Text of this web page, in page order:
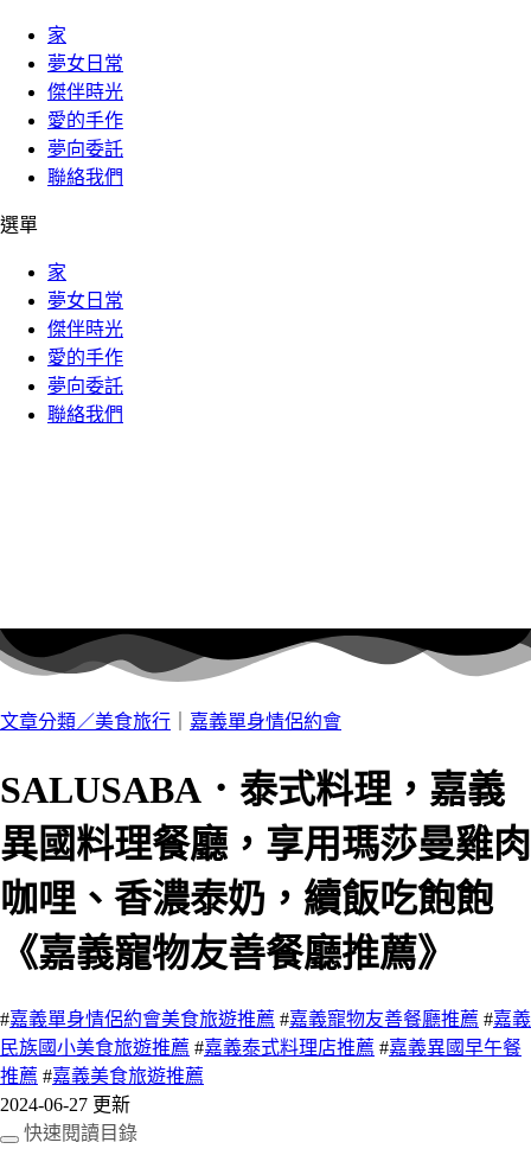
家
夢女日常
傑伴時光
愛的手作
夢向委託
聯絡我們
選單
家
夢女日常
傑伴時光
愛的手作
夢向委託
聯絡我們
文章分類／美食旅行 嘉義單身情侶約會
SALUSABA．泰式料理，嘉義
異國料理餐廳，享用瑪莎曼雞肉
咖哩、香濃泰奶，續飯吃飽飽
《嘉義寵物友善餐廳推薦》
#嘉義單身情侶約會美食旅遊推薦 #嘉義寵物友善餐廳推薦 #嘉義
民族國小美食旅遊推薦 #嘉義泰式料理店推薦 #嘉義異國早午餐
推薦 #嘉義美食旅遊推薦
2024-06-27 更新
快速閱讀目錄